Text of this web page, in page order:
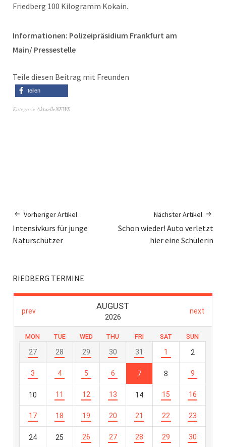
Friedberg 100 Kilogramm Kokain.
Informationen: Polizeipräsidium Frankfurt am
Main/ Pressestelle
Teile diesen Beitrag mit Freunden
teilen
Kategorie AktuelleNEWS
Vorheriger Artikel
Intensivkurs für junge
Naturschützer
Nächster Artikel
Schon wieder! Auto verletzt
hier eine Schülerin
RIEDBERG TERMINE